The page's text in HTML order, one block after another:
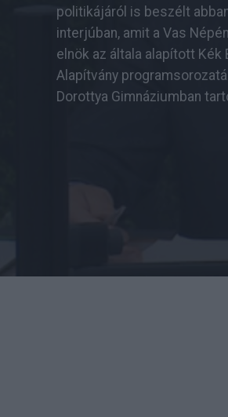
politikájáról is beszélt
interjúban, amit a Vas
elnök az általa alapított Kék
Alapítvány
Dorottya Gimnáziumban